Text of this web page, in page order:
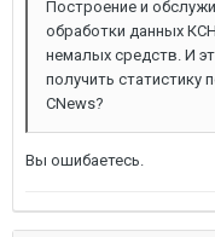
Построение и
обработки данных
немалых средств. И
получить статистику
CNews?
Вы ошибаетесь.